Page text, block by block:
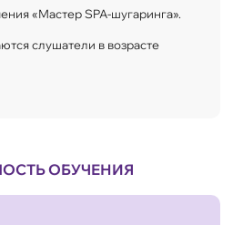
«Мастер SPA-шугаринга».
слушатели в возрасте
ОБУЧЕНИЯ